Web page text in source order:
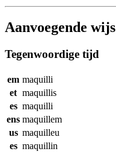
Aanvoegende wijs
Tegenwoordige tijd
em maquilli
et maquillis
es maquilli
ens maquillem
us maquilleu
es maquillin